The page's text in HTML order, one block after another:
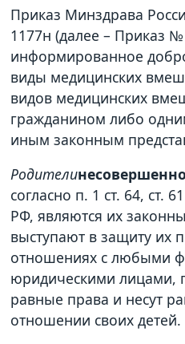
Приказ Минздрава
1177н (далее – Приказ
информированное
виды медицинских
видов медицинских
гражданином либо
иным законным
Родители
согласно п. 1 ст. 64, ст.
РФ, являются их
выступают в защиту их
отношениях с любыми
юридическими лицами,
равные права и несут
отношении своих детей.